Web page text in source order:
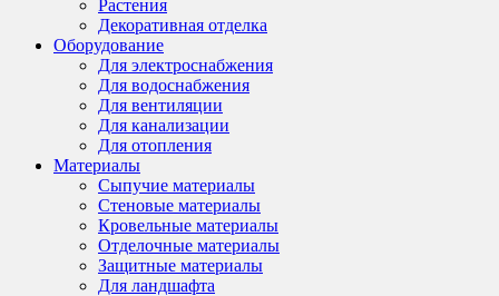
Растения
Декоративная отделка
Оборудование
Для электроснабжения
Для водоснабжения
Для вентиляции
Для канализации
Для отопления
Материалы
Сыпучие материалы
Стеновые материалы
Кровельные материалы
Отделочные материалы
Защитные материалы
Для ландшафта